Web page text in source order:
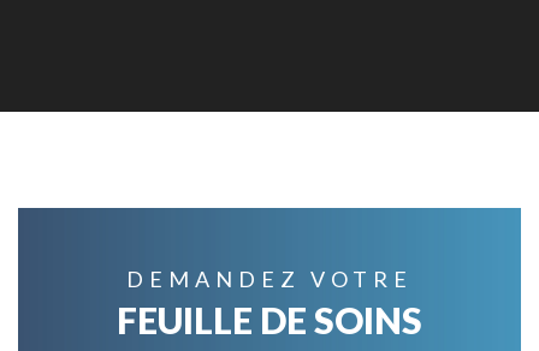
DEMANDEZ VOTRE
FEUILLE DE SOINS